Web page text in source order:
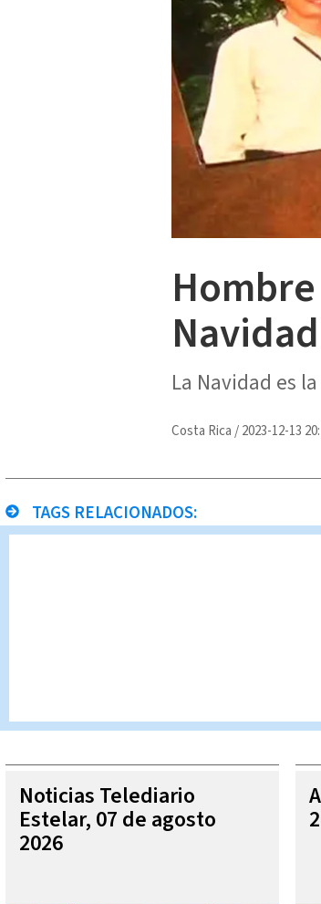
Navidad
La Navidad es
Costa Rica /2023-12-13
TAGS RELACIONADOS:
Queda prohibida la reproducción total o
autorizada constituye una infracción y un
Noticias Telediario
Estelar, 07 de agosto
2026